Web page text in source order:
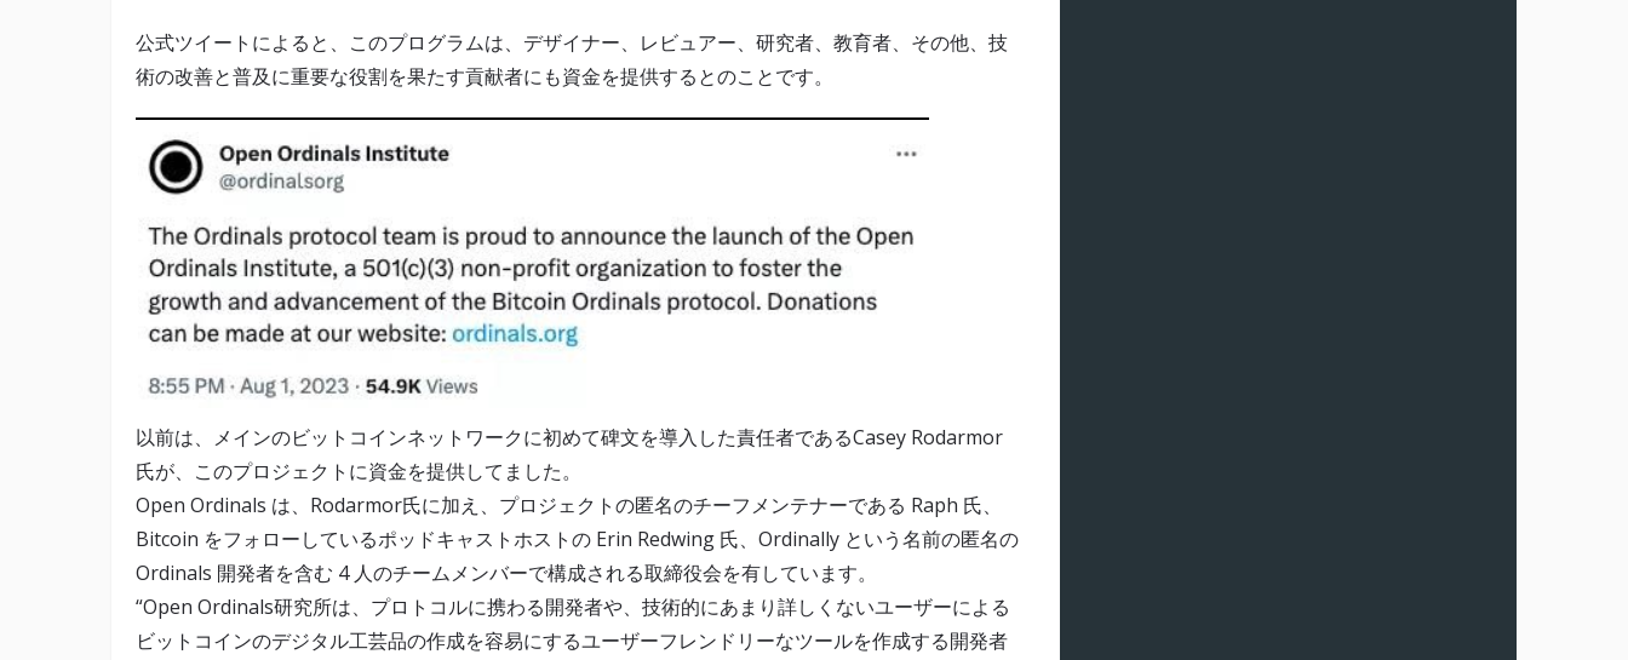
公式ツイートによると、このプログラムは、デザイナー、レビュアー、研究者、教育者、その他、技
術の改善と普及に重要な役割を果たす貢献者にも資金を提供するとのことです。
以前は、メインのビットコインネットワークに初めて碑文を導入した責任者であるCasey Rodarmor
氏が、このプロジェクトに資金を提供してました。
Open Ordinals は、Rodarmor氏に加え、プロジェクトの匿名のチーフメンテナーである Raph 氏、
Bitcoin をフォローしているポッドキャストホストの Erin Redwing 氏、Ordinally という名前の匿名の
Ordinals 開発者を含む 4 人のチームメンバーで構成される取締役会を有しています。
“Open Ordinals研究所は、プロトコルに携わる開発者や、技術的にあまり詳しくないユーザーによる
ビットコインのデジタル工芸品の作成を容易にするユーザーフレンドリーなツールを作成する開発者